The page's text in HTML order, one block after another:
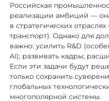
Российская
реализации амбиций —
в стратегических
транспорт). Однако для
важно: усилить R&D
AI); развивать кадры;
Если эти задачи будут
только сохранить
глобальных
многополярной системы.